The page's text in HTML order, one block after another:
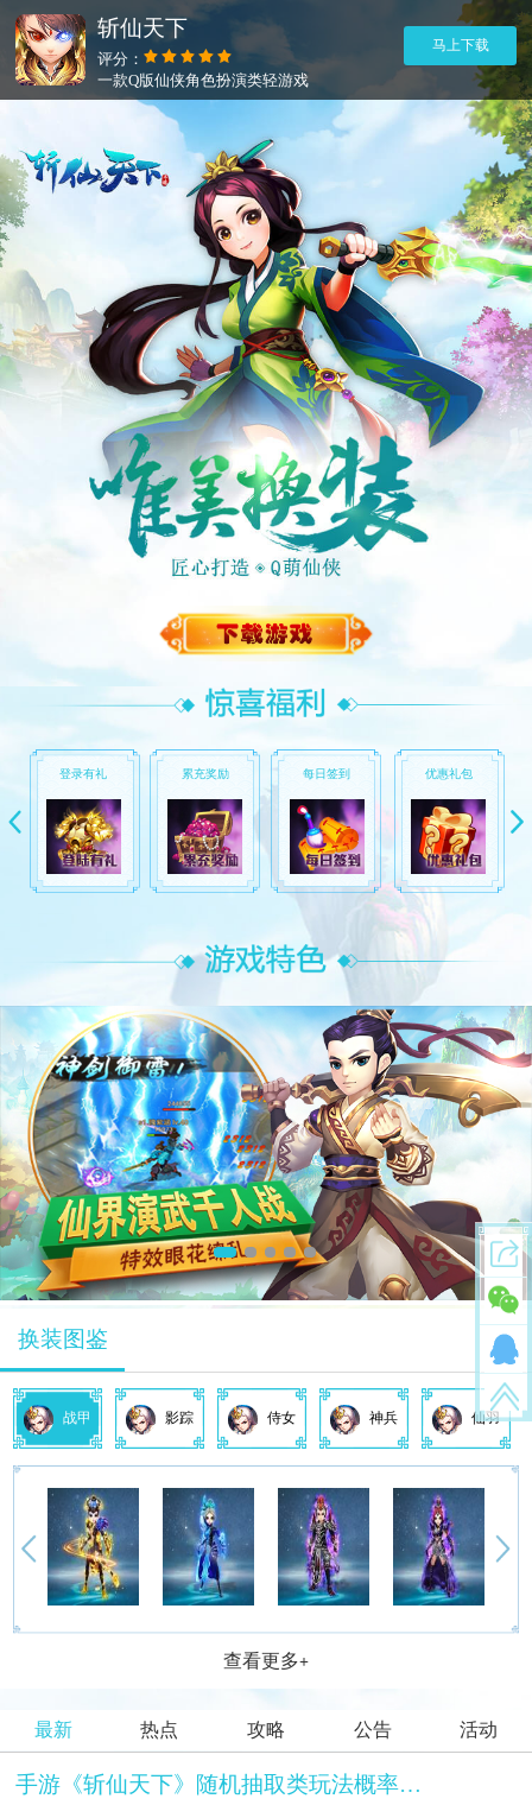
斩仙天下
评分：
一款Q版仙侠角色扮演类轻游戏
马上下载
登录有礼 累充奖励 每日签到 优惠礼包
换装图鉴
战甲 影踪 侍女 神兵 仙羽
查看更多+
最新 热点 攻略 公告 活动
手游《斩仙天下》随机抽取类玩法概率公示